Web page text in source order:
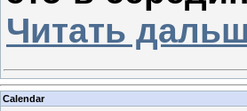
Читать
Calendar